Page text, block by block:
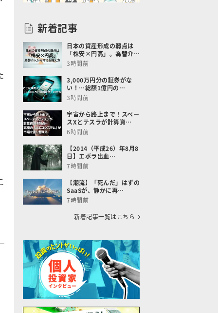
新着記事
日本の資産形成の弱点は
「株安×円高」。為替介…
3時間前
3,000万円分の証券がな
い！…総額1億円の…
3時間前
宇宙から路上まで！スペー
スXとテスラが計算資…
6時間前
【2014（平成26）年8月8
日】エボラ出血…
7時間前
【潮流】「死んだ」はずの
SaaSが、静かに再…
7時間前
新着記事一覧はこちら